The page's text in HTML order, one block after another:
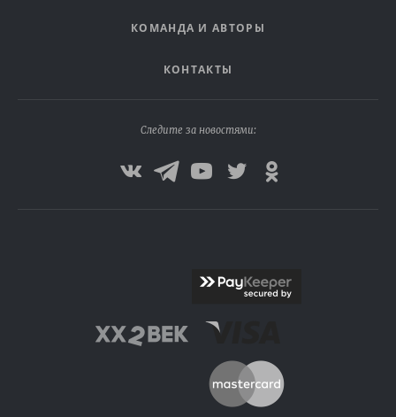
КОМАНДА И АВТОРЫ
КОНТАКТЫ
Следите за новостями: